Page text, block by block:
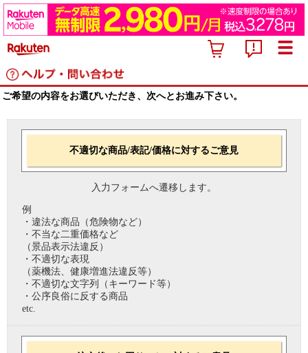
ご希望の内容をお選びいただき、次へとお進み下さい。
不適切な商品/表記/価格に対するご意見
入力フォームへ遷移します。
例
・違法な商品（危険物など）
・不当な二重価格など
（景品表示法違反）
・不適切な表現
（薬機法、健康増進法違反等）
・不適切な文字列（キーワード等）
・公序良俗に反する商品
etc.